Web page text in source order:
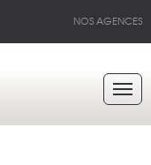
NOS AGENCES